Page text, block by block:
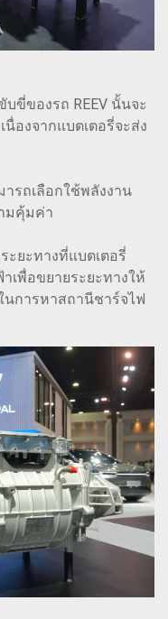
ขี่ของรถ REEV นั้นจะ
องจากแบตเตอรี่จะส่ง
รถเลือกใช้พลังงาน
มคุ้มค่า
ะยะทางที่แบตเตอรี่
เพื่อขยายระยะทางให้
นการหาสถานีชาร์จไฟ